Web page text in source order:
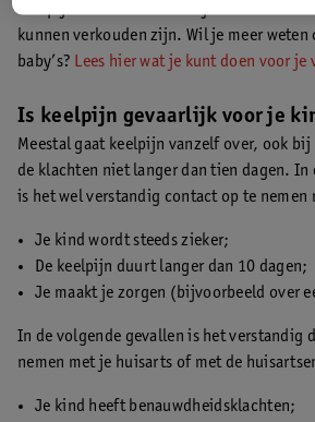
Keelpijn en verkoudheid zijn van iedere
kunnen verkouden zijn. Wil je meer
baby’s? Lees hier wat je kunt doen voor je
Is keelpijn gevaarlijk voor je
Meestal gaat keelpijn vanzelf over, ook bij
de klachten niet langer dan tien dagen. In
is het wel verstandig contact op te nemen
Je kind wordt steeds zieker;
De keelpijn duurt langer dan 10 dagen;
Je maakt je zorgen (bijvoorbeeld over
In de volgende gevallen is het verstandig
nemen met je huisarts of met de
Je kind heeft benauwdheidsklachten;